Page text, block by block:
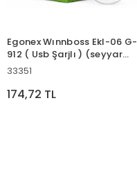
Egonex Wınnboss Ekl-06 G-
912 ( Usb Şarjlı ) (seyyar
Ampul Model=rustik) Kamp
Askılık) (3-kademe Işık)*120
33351
174,72 TL